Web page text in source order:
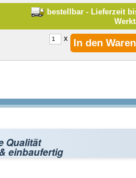
bestellbar - Lieferzeit
x
Qualität
einbaufertig